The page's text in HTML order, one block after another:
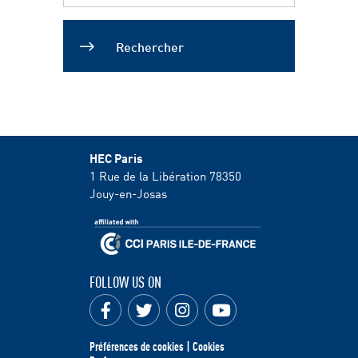
Rechercher
HEC Paris
1 Rue de la Libération 78350
Jouy-en-Josas
FOLLOW US ON
Préférences de cookies | Cookies